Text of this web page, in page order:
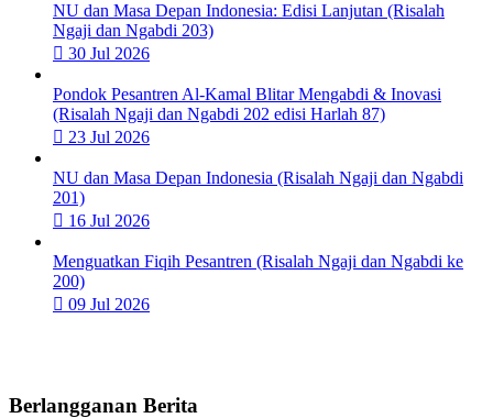
NU dan Masa Depan Indonesia: Edisi Lanjutan (Risalah
Ngaji dan Ngabdi 203)
30 Jul 2026
Pondok Pesantren Al-Kamal Blitar Mengabdi & Inovasi
(Risalah Ngaji dan Ngabdi 202 edisi Harlah 87)
23 Jul 2026
NU dan Masa Depan Indonesia (Risalah Ngaji dan Ngabdi
201)
16 Jul 2026
Menguatkan Fiqih Pesantren (Risalah Ngaji dan Ngabdi ke
200)
09 Jul 2026
Berlangganan Berita